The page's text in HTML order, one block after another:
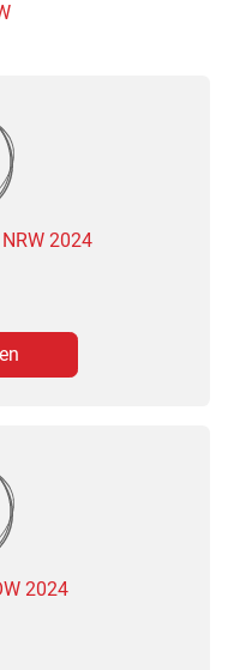
2024
2024